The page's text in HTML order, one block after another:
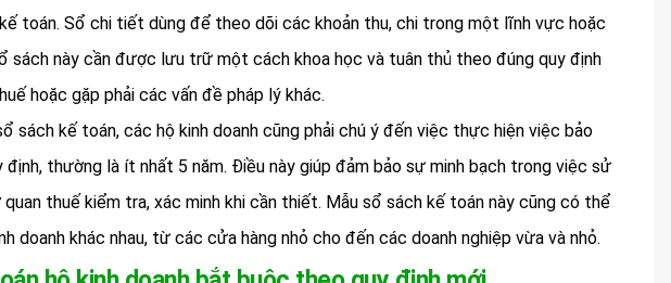
toán. Sổ chi tiết dùng để theo dõi các khoản thu, chi trong một lĩnh vực hoặc
sách này cần được lưu trữ một cách khoa học và tuân thủ theo đúng quy định
hoặc gặp phải các vấn đề pháp lý khác.
sách kế toán, các hộ kinh doanh cũng phải chú ý đến việc thực hiện việc bảo
thường là ít nhất 5 năm. Điều này giúp đảm bảo sự minh bạch trong việc sử
thuế kiểm tra, xác minh khi cần thiết. Mẫu sổ sách kế toán này cũng có thể
doanh khác nhau, từ các cửa hàng nhỏ cho đến các doanh nghiệp vừa và nhỏ.